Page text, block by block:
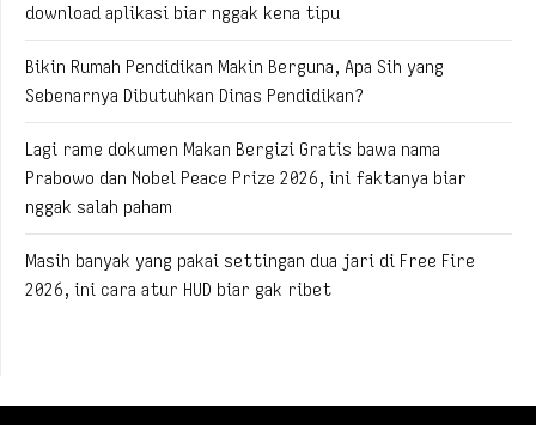
download aplikasi biar nggak kena tipu
Bikin Rumah Pendidikan Makin Berguna, Apa Sih yang
Sebenarnya Dibutuhkan Dinas Pendidikan?
Lagi rame dokumen Makan Bergizi Gratis bawa nama
Prabowo dan Nobel Peace Prize 2026, ini faktanya biar
nggak salah paham
Masih banyak yang pakai settingan dua jari di Free Fire
2026, ini cara atur HUD biar gak ribet